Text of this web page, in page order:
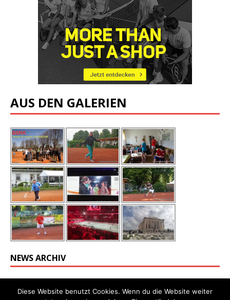
AUS DEN GALERIEN
NEWS ARCHIV
Diese Website benutzt Cookies. Wenn du die Website weiter